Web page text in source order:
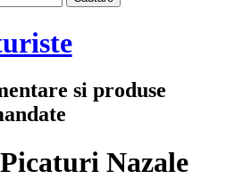
si produse
Picaturi Nazale